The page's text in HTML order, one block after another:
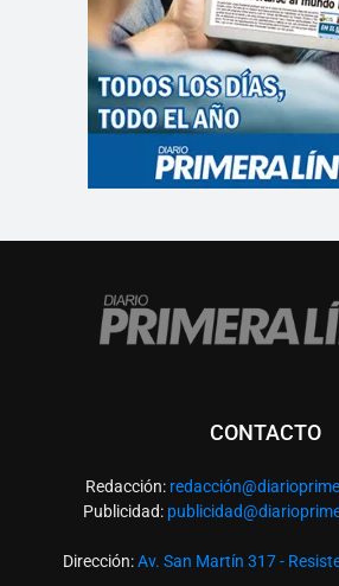
CONTACTO
Redacción: redacció
Publicidad:
Dirección:Av. San Martín 317 -